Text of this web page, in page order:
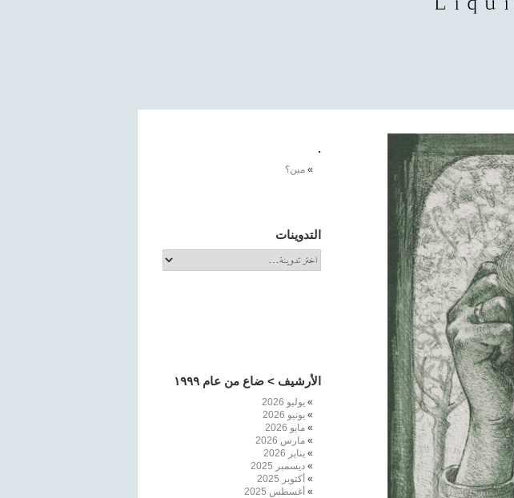
.
مين؟
التدوينات
الأرشيف > ضاع من عام ١٩٩٩
يوليو 2026
يونيو 2026
مايو 2026
مارس 2026
يناير 2026
ديسمبر 2025
أكتوبر 2025
أغسطس 2025